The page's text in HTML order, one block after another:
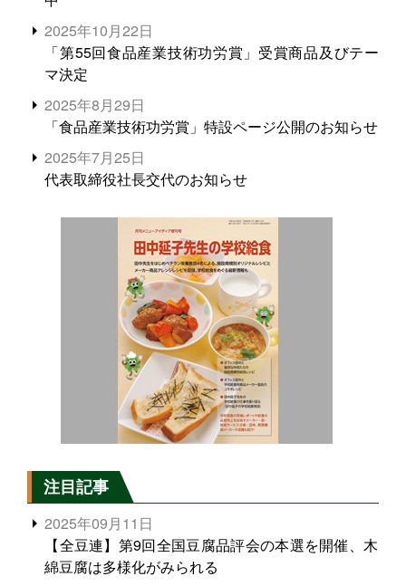
2025年10月22日
「第55回食品産業技術功労賞」受賞商品及びテー
マ決定
2025年8月29日
「食品産業技術功労賞」特設ページ公開のお知らせ
2025年7月25日
代表取締役社長交代のお知らせ
注目記事
2025年09月11日
【全豆連】第9回全国豆腐品評会の本選を開催、木
綿豆腐は多様化がみられる